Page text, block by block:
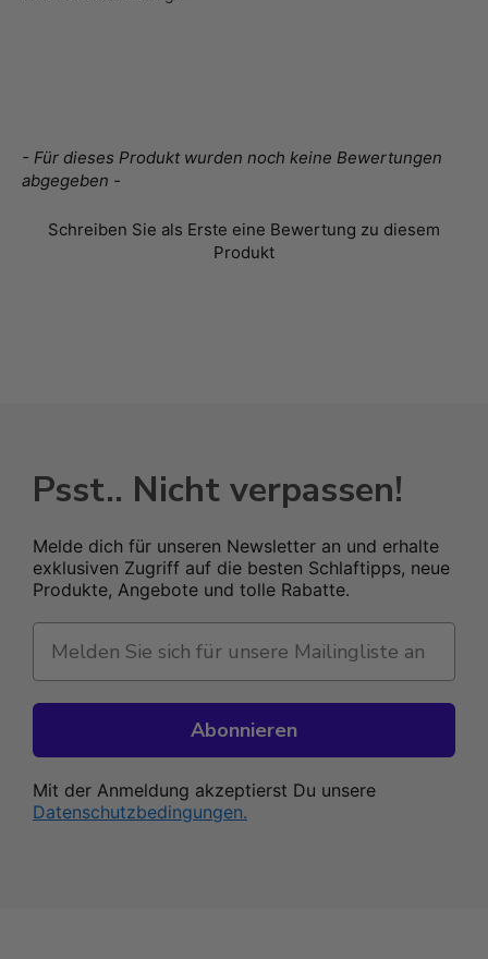
- Für dieses Produkt wurden noch keine Bewertungen
abgegeben -
Schreiben Sie als Erste eine Bewertung zu diesem
Produkt
New content loaded
Psst.. Nicht verpassen!
Melde dich für unseren Newsletter an und erhalte
exklusiven Zugriff auf die besten Schlaftipps, neue
Produkte, Angebote und tolle Rabatte.
Abonnieren
Mit der Anmeldung akzeptierst Du unsere
Datenschutzbedingungen.